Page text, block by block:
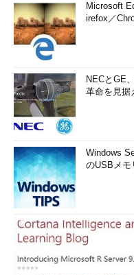
Microsoft
irefox／
NECとGE
革命を見据
Windows
のUSBメモ